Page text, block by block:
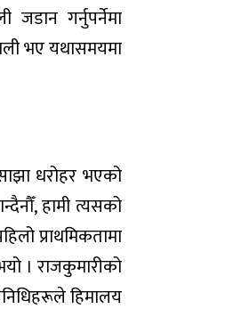
जडान गर्नुपर्नेमा
भए यथासमयमा
धरोहर भएको
हामी त्यसको
प्राथमिकतामा
। राजकुमारीको
हिमालय